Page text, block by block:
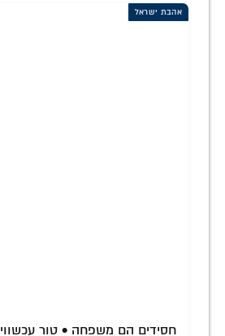
אהבת ישראל
חסידים הם משפחה • טור עכשווי